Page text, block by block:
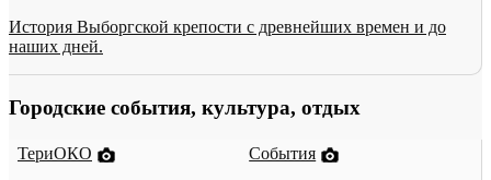
История Выборгской крепости с древнейших времен и до
наших дней.
Городские события, культура, отдых
ТериОКО
События